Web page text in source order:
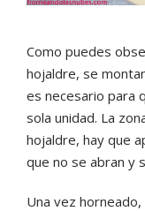
Como puedes
hojaldre, se
es necesario para
sola unidad. La
hojaldre, hay que
que no se abran y
Una vez